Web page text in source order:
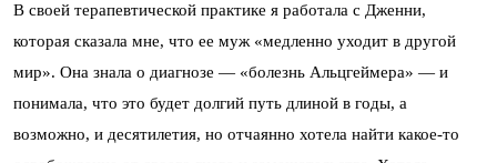
В своей терапевтической практике я работала с Дженни,
которая сказала мне, что ее муж «медленно уходит в другой
мир». Она знала о диагнозе — «болезнь Альцгеймера» — и
понимала, что это будет долгий путь длиной в годы, а
возможно, и десятилетия, но отчаянно хотела найти какое-то